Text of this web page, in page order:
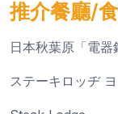
推介餐廳/
日本秋葉原「電器
ステーキロッヂ